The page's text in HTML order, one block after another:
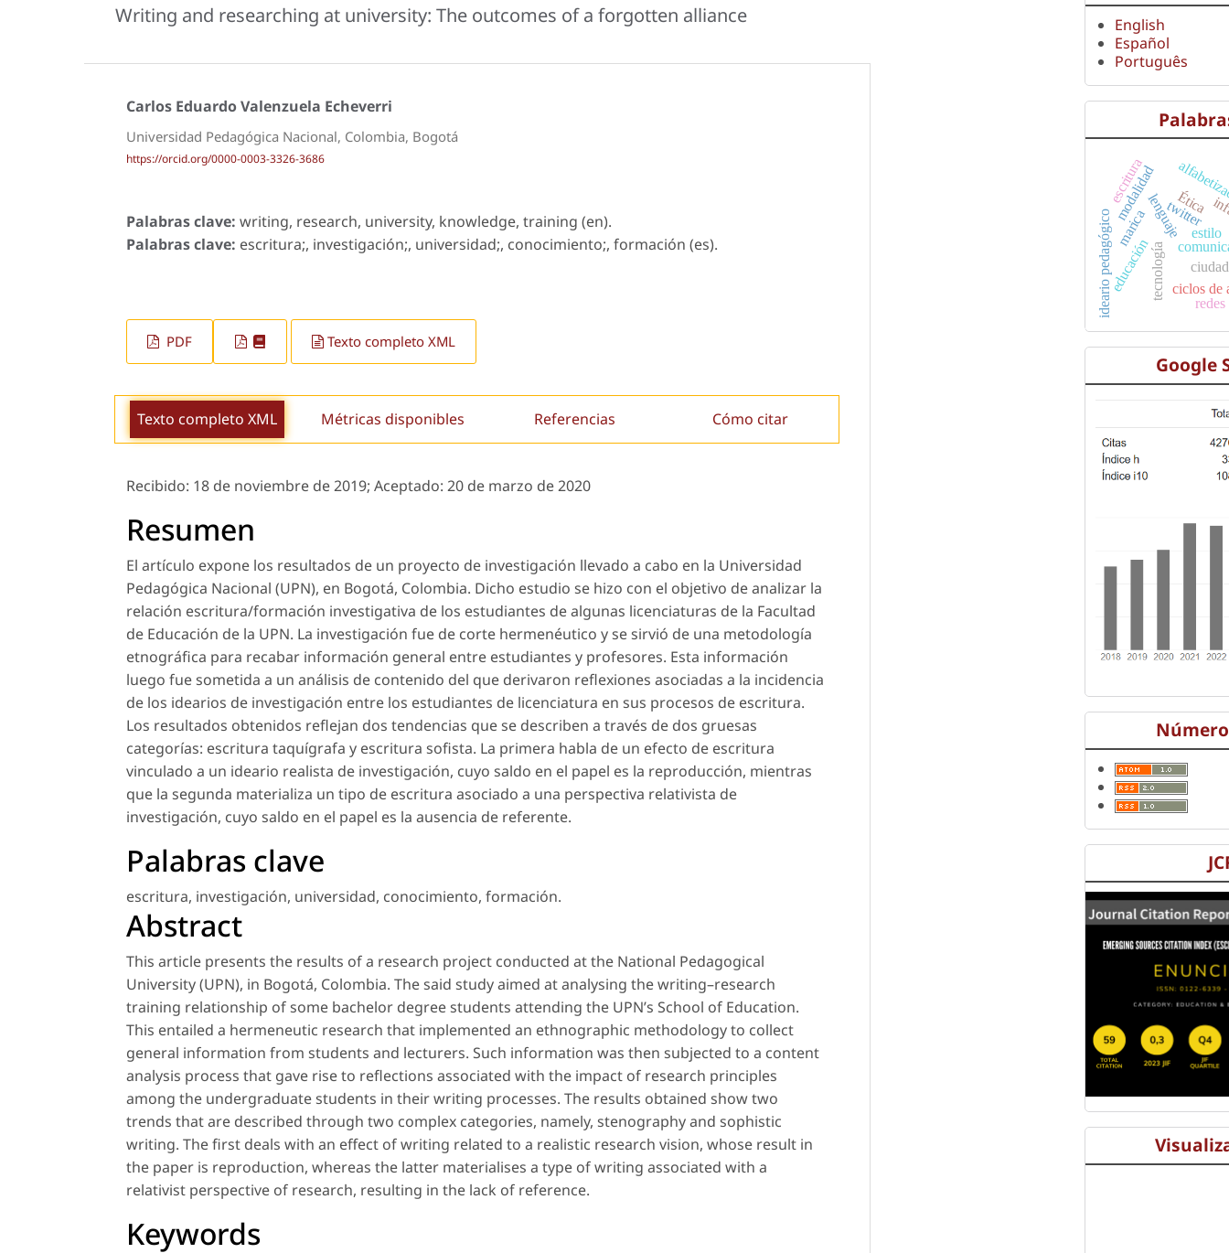
Writing and researching at university: The outcomes of a forgotten alliance
Carlos Eduardo Valenzuela Echeverri
Universidad Pedagógica Nacional, Colombia, Bogotá
https://orcid.org/0000-0003-3326-3686
Palabras clave: writing, research, university, knowledge, training (en).
Palabras clave: escritura;, investigación;, universidad;, conocimiento;, formación (es).
PDF Texto completo XML
Texto completo XML Métricas disponibles Referencias Cómo citar
Recibido: 18 de noviembre de 2019; Aceptado: 20 de marzo de 2020
Resumen
El artículo expone los resultados de un proyecto de investigación llevado a cabo en la Universidad
Pedagógica Nacional (UPN), en Bogotá, Colombia. Dicho estudio se hizo con el objetivo de analizar la
relación escritura/formación investigativa de los estudiantes de algunas licenciaturas de la Facultad
de Educación de la UPN. La investigación fue de corte hermenéutico y se sirvió de una metodología
etnográfica para recabar información general entre estudiantes y profesores. Esta información
luego fue sometida a un análisis de contenido del que derivaron reflexiones asociadas a la incidencia
de los idearios de investigación entre los estudiantes de licenciatura en sus procesos de escritura.
Los resultados obtenidos reflejan dos tendencias que se describen a través de dos gruesas
categorías: escritura taquígrafa y escritura sofista. La primera habla de un efecto de escritura
vinculado a un ideario realista de investigación, cuyo saldo en el papel es la reproducción, mientras
que la segunda materializa un tipo de escritura asociado a una perspectiva relativista de
investigación, cuyo saldo en el papel es la ausencia de referente.
Palabras clave
escritura, investigación, universidad, conocimiento, formación.
Abstract
This article presents the results of a research project conducted at the National Pedagogical
University (UPN), in Bogotá, Colombia. The said study aimed at analysing the writing–research
training relationship of some bachelor degree students attending the UPN’s School of Education.
This entailed a hermeneutic research that implemented an ethnographic methodology to collect
general information from students and lecturers. Such information was then subjected to a content
analysis process that gave rise to reflections associated with the impact of research principles
among the undergraduate students in their writing processes. The results obtained show two
trends that are described through two complex categories, namely, stenography and sophistic
writing. The first deals with an effect of writing related to a realistic research vision, whose result in
the paper is reproduction, whereas the latter materialises a type of writing associated with a
relativist perspective of research, resulting in the lack of reference.
Keywords
English
Español
Português
lenguaje
tecnología
educación
ideario pedagógico ciclos de
modalidad
estilo
escritura
marica twitter
Ética
Google